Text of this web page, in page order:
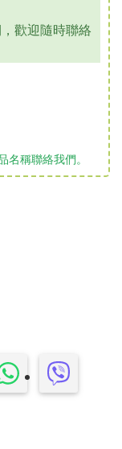
歡迎隨時聯絡
稱聯絡我們。